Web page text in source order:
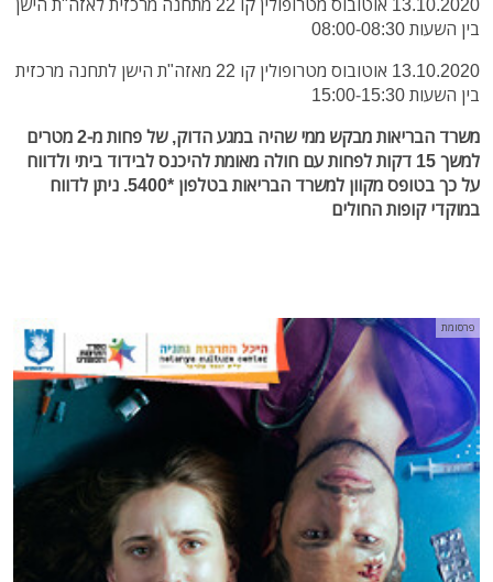
בין השעות 08:00-08:30
13.10.2020 אוטובוס מטרופולין קו 22 מאזה"ת הישן לתחנה מרכזית
בין השעות 15:00-15:30
משרד הבריאות מבקש ממי שהיה במגע הדוק, של פחות מ-2 מטרים
למשך 15 דקות לפחות עם חולה מאומת להיכנס לבידוד ביתי ולדווח
על כך בטופס מקוון למשרד הבריאות בטלפון *5400. ניתן לדווח
במוקדי קופות החולים
פרסומת